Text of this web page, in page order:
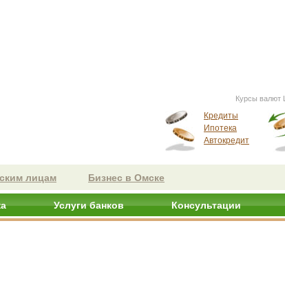
Курсы валют
Кредиты
Ипотека
Автокредит
лицам Бизнес в Омске
Услуги банков Консультации